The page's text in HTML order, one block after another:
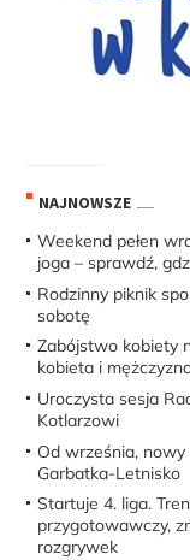
NAJNOWSZE
Weekend pełen
joga – sprawdź,
Rodzinny piknik
sobotę
Zabójstwo kobiety
kobieta i
Uroczysta sesja
Kotlarzowi
Od września,
Garbatka-Letnisko
Startuje 4. liga.
przygotowawczy,
rozgrywek